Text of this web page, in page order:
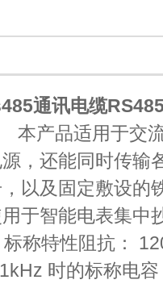
通讯电缆
产品适用于交流
，还能同时传输
以及固定敷设的
于智能电表集中
标称特性阻抗：
时的标称电